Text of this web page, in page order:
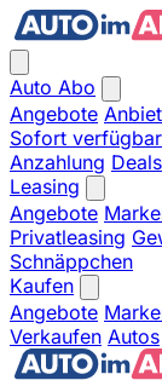
Auto Abo
Angebote
Sofort verfügbar
Anzahlung Deals
Leasing
Angebote
Privatleasing
Schnäppchen
Kaufen
Angebote
Verkaufen Autos